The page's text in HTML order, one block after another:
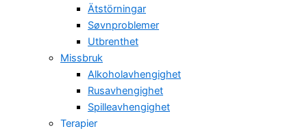
Ätstörningar
Søvnproblemer
Utbrenthet
Missbruk
Alkoholavhengighet
Rusavhengighet
Spilleavhengighet
Terapier